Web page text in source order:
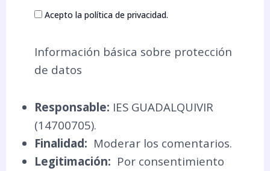
Acepto la política de privacidad.
Información básica sobre protección
de datos
Responsable: IES GUADALQUIVIR
(14700705).
Finalidad: Moderar los comentarios.
Legitimación: Por consentimiento